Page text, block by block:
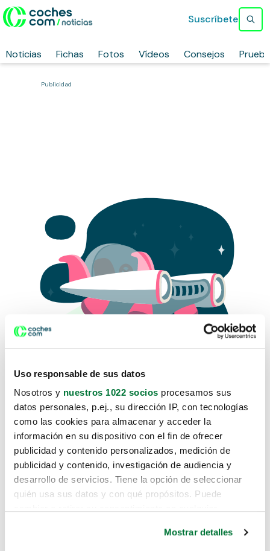
Uso responsable de sus datos
Nosotros y nuestros 1022 socios procesamos sus
datos personales, p.ej., su dirección IP, con tecnologías
como las cookies para almacenar y acceder la
información en su dispositivo con el fin de ofrecer
publicidad y contenido personalizados, medición de
publicidad y contenido, investigación de audiencia y
desarrollo de servicios. Tiene la opción de seleccionar
quién usa sus datos y con qué propósitos. Puede
Mostrar detalles
Noticias Fichas Fotos Vídeos Consejos
Suscríbete
Publicidad
Lo sentimos, no sabemos como
te hemos traido hasta aquí.
Pero puedes encontrar el coche que estás
buscando en alguno de estos enlaces: